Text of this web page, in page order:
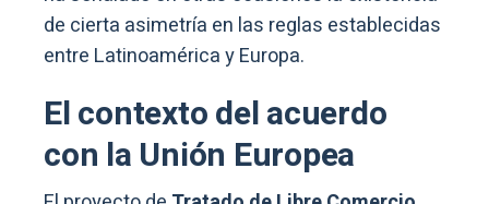
de cierta asimetría en las reglas establecidas
entre Latinoamérica y Europa.
El contexto del acuerdo
con la Unión Europea